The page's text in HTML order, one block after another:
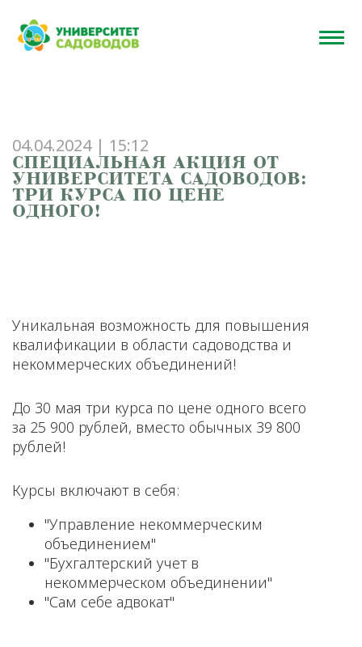
Главная
садоводов: Три курса по цене одного!
04.04.2024 | 15:12
СПЕЦИАЛЬНАЯ АКЦИЯ ОТ
УНИВЕРСИТЕТА САДОВОДОВ:
ТРИ КУРСА ПО ЦЕНЕ
ОДНОГО!
Уникальная возможность для повышения
квалификации в области садоводства и
некоммерческих объединений!
До 30 мая три курса по цене одного всего
за 25 900 рублей, вместо обычных 39 800
рублей!
Курсы включают в себя:
"Управление некоммерческим
объединением"
"Бухгалтерский учет в
некоммерческом объединении"
"Сам себе адвокат"